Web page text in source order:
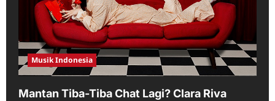
Musik Indonesia
Mantan Tiba-Tiba Chat Lagi? Clara Riva